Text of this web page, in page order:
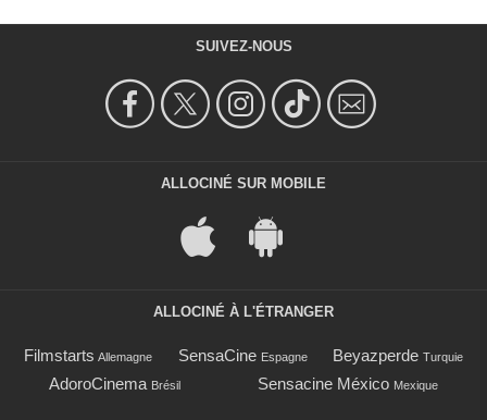
SUIVEZ-NOUS
ALLOCINÉ SUR MOBILE
ALLOCINÉ À L'ÉTRANGER
Filmstarts Allemagne SensaCine Espagne Beyazperde Turquie
AdoroCinema Brésil Sensacine México Mexique